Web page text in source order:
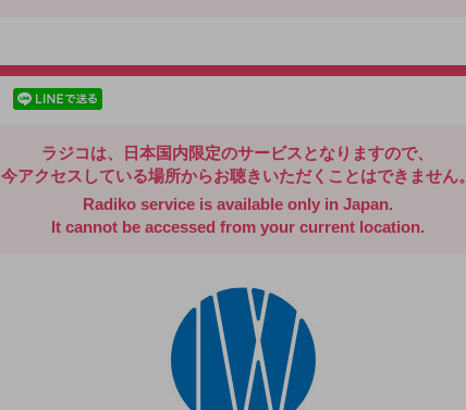
ラジコは、日本国内限定のサービスとなりますので、
今アクセスしている場所からお聴きいただくことはできません。
Radiko service is available only in Japan.
It cannot be accessed from your current location.